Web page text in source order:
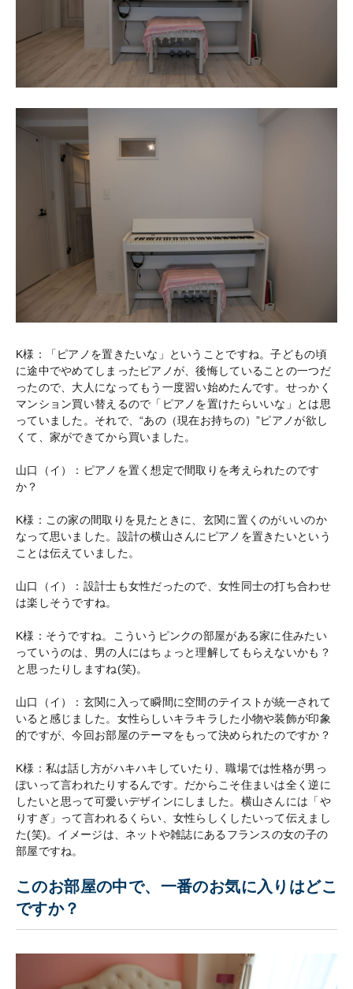
K様：「ピアノを置きたいな」ということですね。子どもの頃
に途中でやめてしまったピアノが、後悔していることの一つだ
ったので、大人になってもう一度習い始めたんです。せっかく
マンション買い替えるので「ピアノを置けたらいいな」とは思
っていました。それで、“あの（現在お持ちの）”ピアノが欲し
くて、家ができてから買いました。
山口（イ）：ピアノを置く想定で間取りを考えられたのです
か？
K様：この家の間取りを見たときに、玄関に置くのがいいのか
なって思いました。設計の横山さんにピアノを置きたいという
ことは伝えていました。
山口（イ）：設計士も女性だったので、女性同士の打ち合わせ
は楽しそうですね。
K様：そうですね。こういうピンクの部屋がある家に住みたい
っていうのは、男の人にはちょっと理解してもらえないかも？
と思ったりしますね(笑)。
山口（イ）：玄関に入って瞬間に空間のテイストが統一されて
いると感じました。女性らしいキラキラした小物や装飾が印象
的ですが、今回お部屋のテーマをもって決められたのですか？
K様：私は話し方がハキハキしていたり、職場では性格が男っ
ぽいって言われたりするんです。だからこそ住まいは全く逆に
したいと思って可愛いデザインにしました。横山さんには「や
りすぎ」って言われるくらい、女性らしくしたいって伝えまし
た(笑)。イメージは、ネットや雑誌にあるフランスの女の子の
部屋ですね。
このお部屋の中で、一番のお気に入りはどこ
ですか？